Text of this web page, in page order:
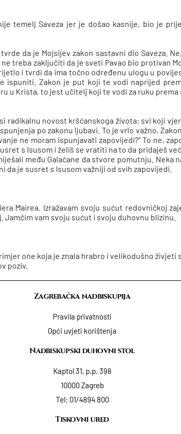
temelj Saveza jer je došao kasnije, bio je
da je Mojsijev zakon sastavni dio Saveza.
treba zaključiti da je sveti Pavao bio protivan
i tvrdi da ima točno određenu ulogu u
ispuniti. Zakon je put koji te vodi naprijed
u Krista, to jest učitelj koji te vodi za ruku
radikalnu novost kršćanskoga života: svi koji
po zakonu ljubavi. To je vrlo važno,
ne moram ispunjavati zapovijedi?“ To ne,
s Isusom i želiš se vratiti na to da pridaješ
među Galaćane da stvore pomutnju. Neka
je susret s Isusom važniji od svih zapovijedi.
Mairea. Izražavam svoju sućut redovničkoj
vam svoju sućut i svoju duhovnu blizinu.
one koja je znala hrabro i velikodušno
poziv.
Zagrebačka nadbiskupija
Pravila privatnosti
Opći uvjeti korištenja
Nadbiskupski duhovni stol
Kaptol 31, p.p. 398
10000 Zagreb
Tel: 01/4894 800
Tiskovni ured